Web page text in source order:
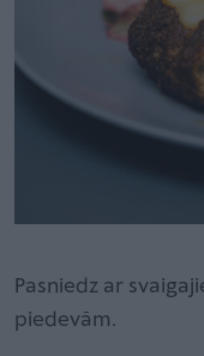
Pasniedz ar
piedevām.